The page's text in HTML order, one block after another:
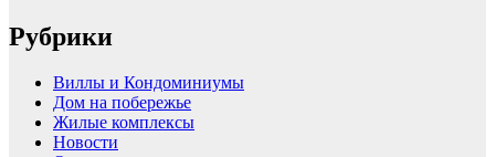
Рубрики
Виллы и Кондоминиумы
Дом на побережье
Жилые комплексы
Новости